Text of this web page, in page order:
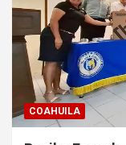
COAHUILA